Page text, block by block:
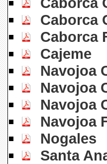
Caborca
Caborca
Cajeme
Navojoa
Navojoa
Navojoa
Navojoa
Nogales
Santa